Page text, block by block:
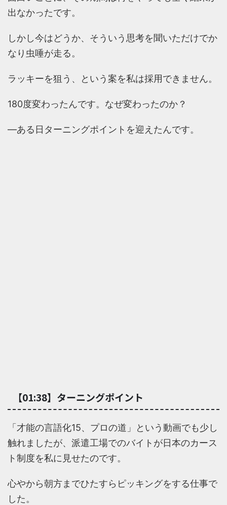
出なかったです。
しかし今はどうか、そういう思考を聞いただけでか
なり虫唾が走る。
ラッキーを狙う、という案を私は採用できません。
180度変わったんです。なぜ変わったのか？
―ある日ターニングポイントを迎えたんです。
【01:38】ターニングポイント
「才能の言語化15、プロの道」という動画でも少し
触れましたが、派遣工場でのバイトが日本のカース
ト制度を私に見せたのです。
心やから朝方までひたすらピッキングをする仕事で
した。